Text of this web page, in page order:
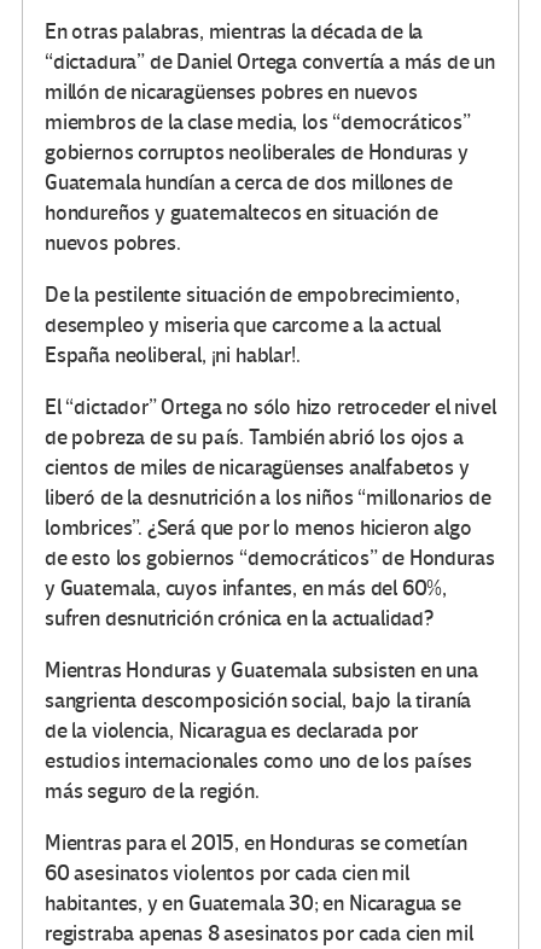
En otras palabras, mientras la década de la
“dictadura” de Daniel Ortega convertía a más de un
millón de nicaragüenses pobres en nuevos
miembros de la clase media, los “democráticos”
gobiernos corruptos neoliberales de Honduras y
Guatemala hundían a cerca de dos millones de
hondureños y guatemaltecos en situación de
nuevos pobres.
De la pestilente situación de empobrecimiento,
desempleo y miseria que carcome a la actual
España neoliberal, ¡ni hablar!.
El “dictador” Ortega no sólo hizo retroceder el nivel
de pobreza de su país. También abrió los ojos a
cientos de miles de nicaragüenses analfabetos y
liberó de la desnutrición a los niños “millonarios de
lombrices”. ¿Será que por lo menos hicieron algo
de esto los gobiernos “democráticos” de Honduras
y Guatemala, cuyos infantes, en más del 60%,
sufren desnutrición crónica en la actualidad?
Mientras Honduras y Guatemala subsisten en una
sangrienta descomposición social, bajo la tiranía
de la violencia, Nicaragua es declarada por
estudios internacionales como uno de los países
más seguro de la región.
Mientras para el 2015, en Honduras se cometían
60 asesinatos violentos por cada cien mil
habitantes, y en Guatemala 30; en Nicaragua se
registraba apenas 8 asesinatos por cada cien mil